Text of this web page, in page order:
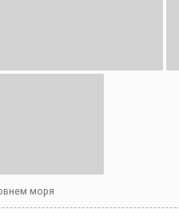
моря